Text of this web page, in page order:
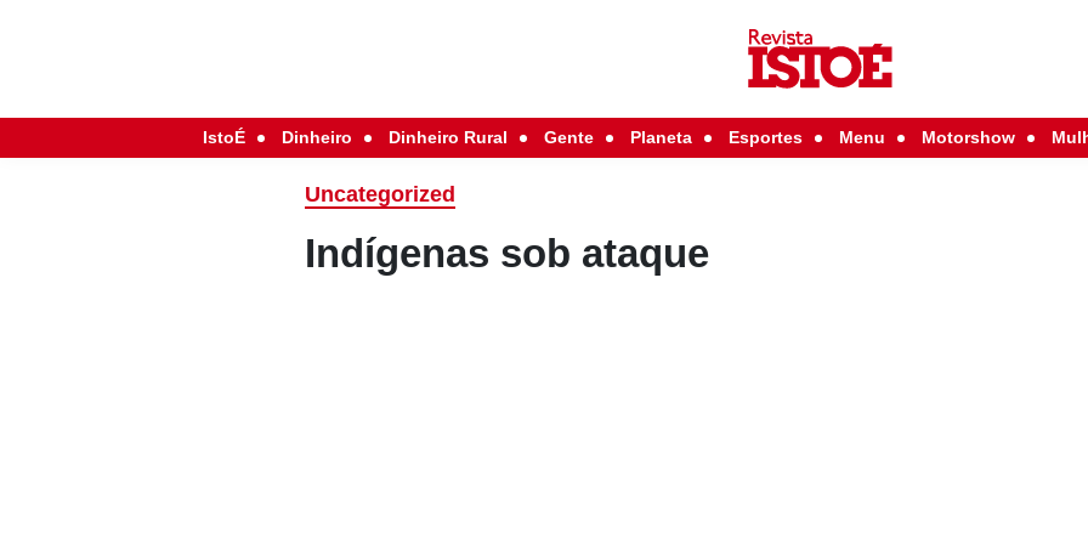
IstoÉ Dinheiro Dinheiro Rural Gente Planeta Esportes Menu Motorshow
Uncategorized
Indígenas sob ataque